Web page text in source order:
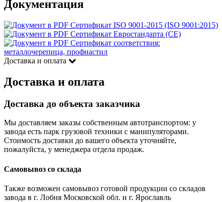
Документация
Сертификат ISO 9001-2015 (ISO 9001:2015)
Сертификат Евростандарта (CE)
Сертификат соответствия:
металлочерепица, профнастил
Доставка и оплата
Доставка и оплата
Доставка до объекта заказчика
Мы доставляем заказы собственным автотранспортом: у
завода есть парк грузовой техники с манипуляторами.
Стоимость доставки до вашего объекта уточняйте,
пожалуйста, у менеджера отдела продаж.
Самовывоз со склада
Также возможен самовывоз готовой продукции со складов
завода в г. Лобня Московской обл. и г. Ярославль